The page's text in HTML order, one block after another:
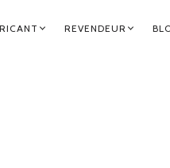
REVENDEUR